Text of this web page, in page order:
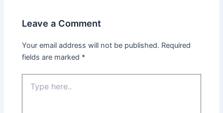
Leave a Comment
Your email address will not be published. Required
fields are marked *
here..